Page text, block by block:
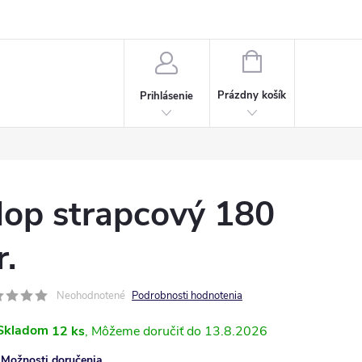
Prihlásenie
NÁKUPNÝ
Prázdny košík
strapcový 180
Neohodnotené Podrobnosti hodnotenia
12 ks 13.8.2026